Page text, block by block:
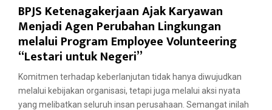
BPJS Ketenagakerjaan Ajak Karyawan
Menjadi Agen Perubahan Lingkungan
melalui Program Employee Volunteering
“Lestari untuk Negeri”
Komitmen terhadap keberlanjutan tidak hanya diwujudkan
melalui kebijakan organisasi, tetapi juga melalui aksi nyata
yang melibatkan seluruh insan perusahaan. Semangat inilah